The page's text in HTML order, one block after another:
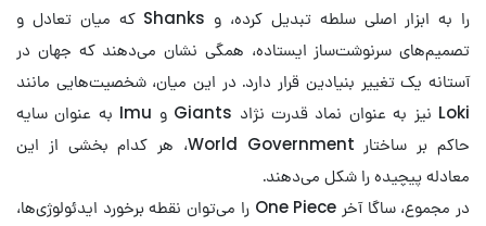
را به ابزار اصلی سلطه تبدیل کرده، و Shanks که میان تعادل و
تصمیم‌های سرنوشت‌ساز ایستاده، همگی نشان می‌دهند که جهان در
آستانه یک تغییر بنیادین قرار دارد. در این میان، شخصیت‌هایی مانند
Loki نیز به عنوان نماد قدرت نژاد Giants و Imu به عنوان سایه
حاکم بر ساختار World Government، هر کدام بخشی از این
معادله پیچیده را شکل می‌دهند.
در مجموع، ساگا آخر One Piece را می‌توان نقطه برخورد ایدئولوژی‌ها،